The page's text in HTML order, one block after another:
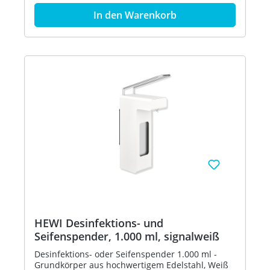
1.000 ml Euro Standardflaschen - einfaches
Auswechseln der Einwegflasche von vorne -
Spender mit langem Bedienhebel, abschließbar -
Dosiermenge mehrstufig einstellbar: 0,7 ml, 1,0
(kollabierende Flasche mit Wegwerfpumpe) -
Spender und Pumpe spülmaschinengeeignet
mm breit, 388 mm hoch, 207 mm tief - inkl. 1.000
ml Leerbehälter zur freien Wiederbefüllung -
Befestigungsmaterial Artikel: HEWI 900.06.002XA
In den Warenkorb
HEWI Desinfektions- und
Seifenspender, 1.000 ml, signalweiß
Desinfektions- oder Seifenspender 1.000 ml -
Grundkörper aus hochwertigem Edelstahl, Weiß